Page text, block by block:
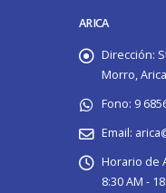
ARICA
Dirección:
Morro,
Fono: 9
Email:
Horario de
8:30 AM -